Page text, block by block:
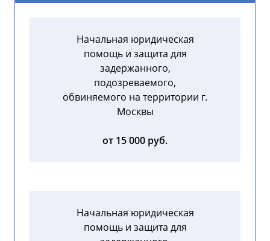
Начальная юридическая
помощь и защита для
задержанного,
подозреваемого,
обвиняемого на территории г.
Москвы
от 15 000 руб.
Начальная юридическая
помощь и защита для